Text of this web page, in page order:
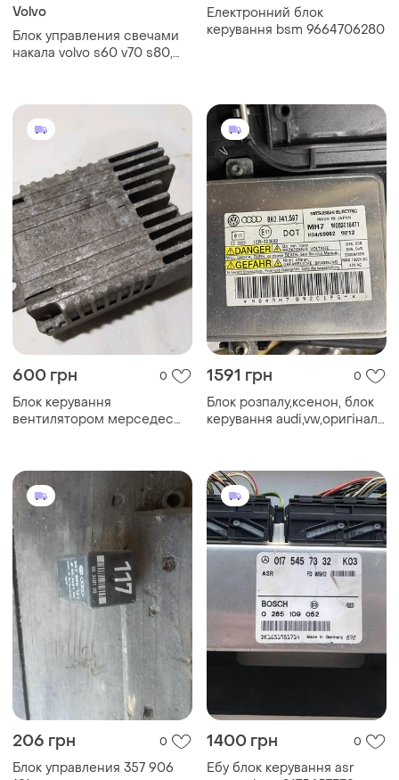
Volvo
Блок управления свечами
накала volvo s60 v70 s80,
Електронний блок
керування bsm 9664706280
600 грн 0
Блок керування
вентилятором мерседес
1591 грн 0
Блок розпалу,ксенон, блок
керування audi,vw,оригінал,
206 грн 0
Блок управления 357 906
1400 грн 0
Ебу блок керування asr